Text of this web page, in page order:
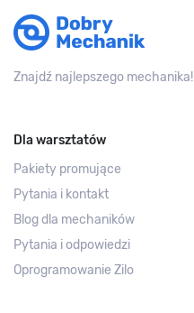
Znajdź najlepszego mechanika!
Dla warsztatów
Pakiety promujące
Pytania i kontakt
Blog dla mechaników
Pytania i odpowiedzi
Oprogramowanie Zilo